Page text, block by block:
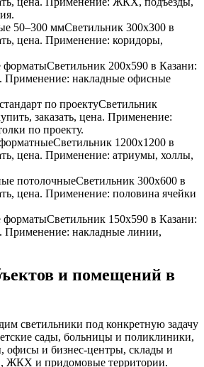
.
50–300 ммСветильник 300x300 в
цена. Применение: коридоры,
форматыСветильник 200x590 в Казани:
Применение: накладные офисные
по проектуСветильник
заказать, цена. Применение:
по проекту.
Светильник 1200x1200 в
цена. Применение: атриумы, холлы,
потолочныеСветильник 300x600 в
цена. Применение: половина ячейки
форматыСветильник 150x590 в Казани:
Применение: накладные линии,
и помещений в
светильники под конкретную задачу
сады, больницы и поликлиники,
офисы и бизнес-центры, склады и
ЖКХ и придомовые территории.